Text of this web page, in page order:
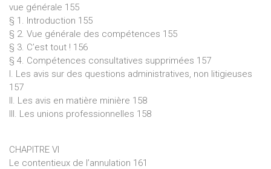
vue générale 155
§ 1. Introduction 155
§ 2. Vue générale des compétences 155
§ 3. C’est tout ! 156
§ 4. Compétences consultatives supprimées 157
I. Les avis sur des questions administratives, non litigieuses
157
II. Les avis en matière minière 158
III. Les unions professionnelles 158
CHAPITRE VI
Le contentieux de l’annulation 161